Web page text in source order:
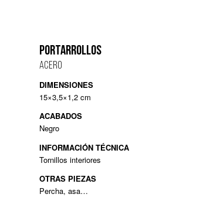
PORTARROLLOS
ACERO
DIMENSIONES
15×3,5×1,2 cm
ACABADOS
Negro
INFORMACIÓN TÉCNICA
Tornillos interiores
OTRAS PIEZAS
Percha, asa…